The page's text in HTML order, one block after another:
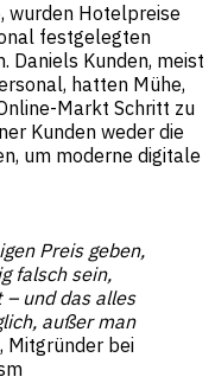
wurden Hotelpreise
festgelegten
Daniels Kunden, meist
hatten Mühe,
Markt Schritt zu
Kunden weder die
um moderne digitale
Preis geben,
falsch sein,
und das alles
außer man
, Mitgründer bei